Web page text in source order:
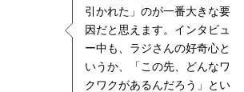
引かれた」のが一番大きな要
因だと思えます。インタビュ
ー中も、ラジさんの好奇心と
いうか、「この先、どんなワ
クワクがあるんだろう」とい